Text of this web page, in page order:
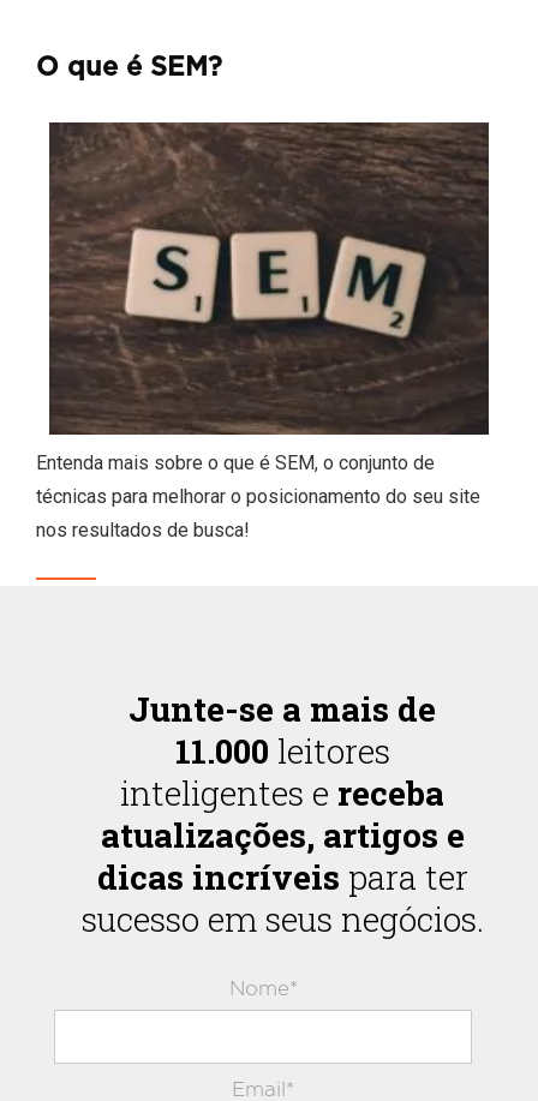
O que é SEM?
Entenda mais sobre o que é SEM, o conjunto de
técnicas para melhorar o posicionamento do seu site
nos resultados de busca!
Junte-se a mais de
11.000 leitores
inteligentes e receba
atualizações, artigos e
dicas incríveis para ter
sucesso em seus negócios.
Nome*
Email*